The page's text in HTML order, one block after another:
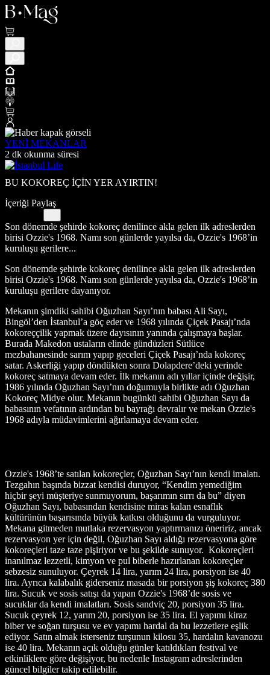
YENİ MEKANLAR
2 dk okunma süresi
BU KOKOREÇ İÇİN YER AYIRTIN!
İçeriği Paylaş
Son dönemde şehirde kokoreç denilince akla gelen ilk adreslerden
birisi Ozzie's 1968. Namı son günlerde yayılsa da, Ozzie's 1968’in
kuruluşu gerilere...
Son dönemde şehirde kokoreç denilince akla gelen ilk adreslerden
birisi Ozzie's 1968. Namı son günlerde yayılsa da, Ozzie's 1968’in
kuruluşu gerilere dayanıyor.
Mekanın şimdiki sahibi Oğuzhan Sayı’nın babası Ali Sayı,
Bingöl’den İstanbul’a göç eder ve 1968 yılında Çiçek Pasajı’nda
kokoreççilik yapmak üzere dayısının yanında çalışmaya başlar.
Burada Makedon ustaların elinde gündüzleri Sütlüce
mezbahanesinde sarım yapıp geceleri Çiçek Pasajı’nda kokoreç
satar. Askerliği yapıp döndükten sonra Dolapdere’deki yerinde
kokoreç satmaya devam eder. İlk mekanın adı yıllar içinde değişir,
1986 yılında Oğuzhan Sayı’nın doğumuyla birlikte adı Oğuzhan
Kokoreç Midye olur. Mekanın bugünkü sahibi Oğuzhan Sayı da
babasının vefatının ardından bu bayrağı devralır ve mekan Ozzie's
1968 adıyla müdavimlerini ağırlamaya devam eder.
Ozzie's 1968’te satılan kokoreçler, Oğuzhan Sayı’nın kendi imalatı.
Tezgahın başında bizzat kendisi duruyor, “Kendim yemediğim
hiçbir şeyi müşteriye sunmuyorum, başarımın sırrı da bu” diyen
Oğuzhan Sayı, babasından kendisine miras kalan esnaflık
kültürünün başarısında büyük katkısı olduğunu da vurguluyor.
Mekana gitmeden mutlaka rezervasyon yaptırmanızı öneririz, ancak
rezervasyon yer için değil, Oğuzhan Sayı aldığı rezervasyona göre
kokoreçleri taze taze pişiriyor ve bu şekilde sunuyor. Kokoreçleri
inanılmaz lezzetli, kimyon ve pul biberle hazırlanan kokoreçler
sebzesiz sunuluyor. Çeyrek 14 lira, yarım 24 lira, porsiyon ise 40
lira. Ayrıca kalabalık giderseniz masada bir porsiyon şiş kokoreç 380
lira. Sucuk ve sosis satışı da yapan Ozzie's 1968’de sosis ve
sucuklar da kendi imalatları. Sosis sandviç 20, porsiyon 35 lira.
Sucuk çeyrek 12, yarım 20, porsiyon ise 35 lira. El yapımı kiraz
biber ve soğan turşusu ve ev yapımı hardal da bu lezzetlere eşlik
ediyor. Satın almak isterseniz turşunun kilosu 35, hardalın kavanozu
ise 40 lira. Mekanın açık olduğu günler katıldıkları festival ve
etkinliklere göre değişiyor, bu nedenle Instagram adreslerinden
güncel bilgiler takip edilebilir.